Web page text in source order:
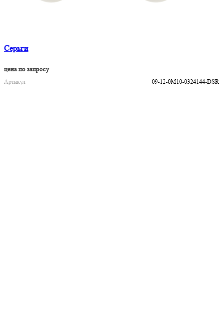
Серьги
цена по запросу
Артикул
09-12-0M10-0324144-DSR